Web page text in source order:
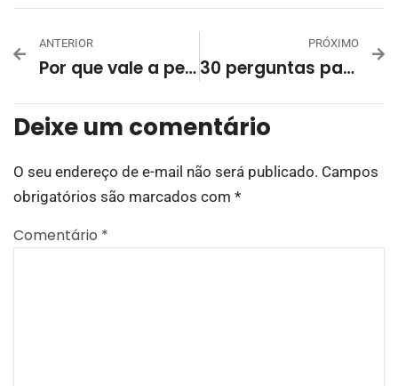
ANTERIOR
Por que vale a pena investir no bem-estar financeiro dos funcionários
PRÓXIMO
30 perguntas para desenvolver melhores treinamentos de conhecimento de produto
Deixe um comentário
O seu endereço de e-mail não será publicado. Campos
obrigatórios são marcados com *
Comentário *